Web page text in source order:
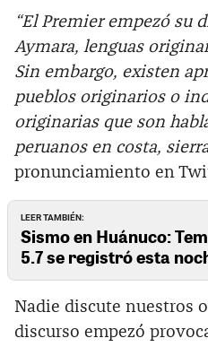
“El Premier empezó su
Aymara, lenguas
Sin embargo, existen
pueblos originarios o
originarias que son
peruanos en costa,
pronunciamiento en
LEER TAMBIÉN:
Sismo en Huánuco:
5.7 se registró esta
Nadie discute nuestros
discurso empezó